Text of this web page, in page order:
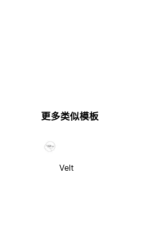
更多类似模板
Velt